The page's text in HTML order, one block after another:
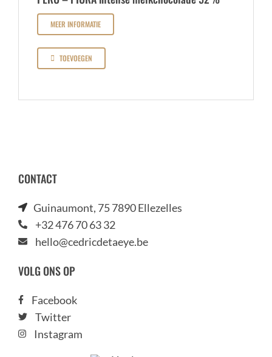
MEER INFORMATIE
TOEVOEGEN
CONTACT
Guinaumont, 75 7890 Ellezelles
+32 476 70 63 32
hello@cedricdetaeye.be
VOLG ONS OP
Facebook
Twitter
Instagram